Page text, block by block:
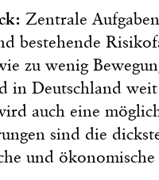
Zentrale
bestehende
zu wenig
in Deutschland
auch eine
sind die
und